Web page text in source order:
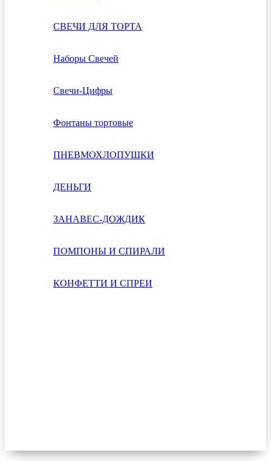
СВЕЧИ ДЛЯ ТОРТА
Наборы Свечей
Свечи-Цифры
Фонтаны тортовые
ПНЕВМОХЛОПУШКИ
ДЕНЬГИ
ЗАНАВЕС-ДОЖДИК
ПОМПОНЫ И СПИРАЛИ
КОНФЕТТИ И СПРЕИ